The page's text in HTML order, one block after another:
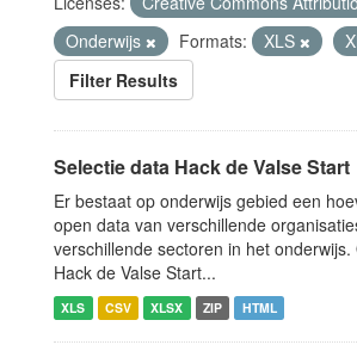
Onderwijs
Formats: XLS
Filter Results
Selectie data Hack de Valse Start
Er bestaat op onderwijs gebied een
open data van verschillende
verschillende sectoren in het
Hack de Valse Start...
XLS CSV XLSX ZIP HTML